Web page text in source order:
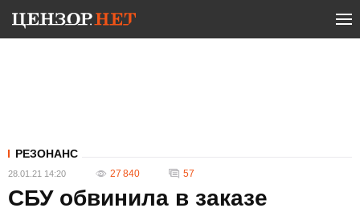
РЕЗОНАНС
28.01.21 14:20 27 840 57
СБУ обвинила в заказе